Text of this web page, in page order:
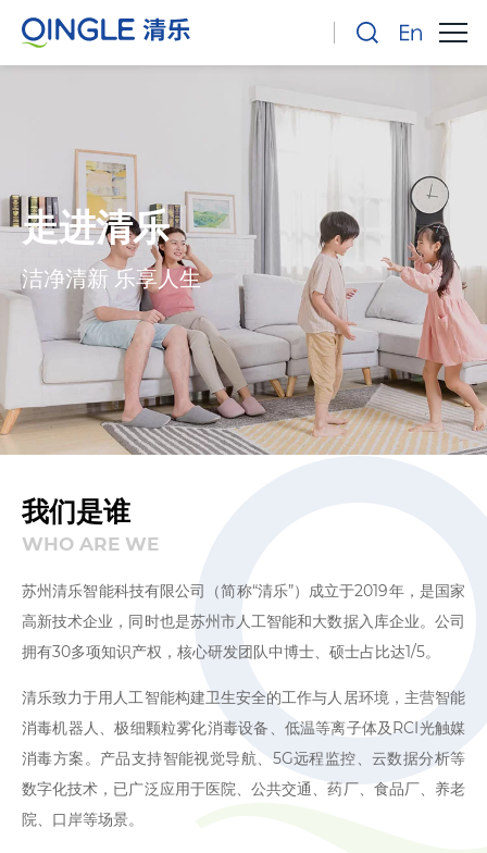
走进清乐
洁净清新 乐享人生
我们是谁
WHO ARE WE
苏州清乐智能科技有限公司（简称“清乐”）成立于2019年，是国家
高新技术企业，同时也是苏州市人工智能和大数据入库企业。公司
拥有30多项知识产权，核心研发团队中博士、硕士占比达1/5。
清乐致力于用人工智能构建卫生安全的工作与人居环境，主营智能
消毒机器人、极细颗粒雾化消毒设备、低温等离子体及RCI光触媒
消毒方案。产品支持智能视觉导航、5G远程监控、云数据分析等
数字化技术，已广泛应用于医院、公共交通、药厂、食品厂、养老
院、口岸等场景。